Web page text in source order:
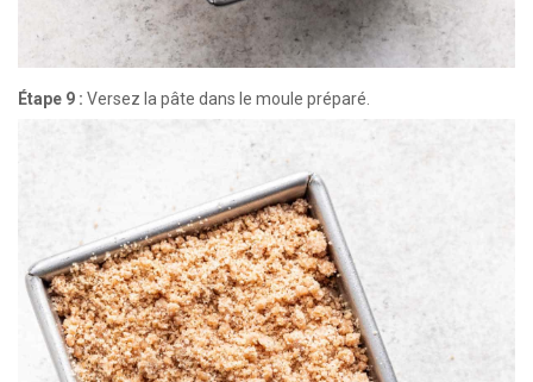
Étape 9 : Versez la pâte dans le moule préparé.